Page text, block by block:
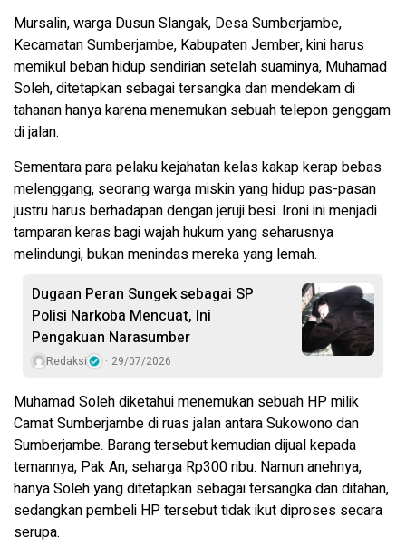
Mursalin, warga Dusun Slangak, Desa Sumberjambe,
Kecamatan Sumberjambe, Kabupaten Jember, kini harus
memikul beban hidup sendirian setelah suaminya, Muhamad
Soleh, ditetapkan sebagai tersangka dan mendekam di
tahanan hanya karena menemukan sebuah telepon genggam
di jalan.
Sementara para pelaku kejahatan kelas kakap kerap bebas
melenggang, seorang warga miskin yang hidup pas-pasan
justru harus berhadapan dengan jeruji besi. Ironi ini menjadi
tamparan keras bagi wajah hukum yang seharusnya
melindungi, bukan menindas mereka yang lemah.
Dugaan Peran Sungek sebagai SP
Polisi Narkoba Mencuat, Ini
Pengakuan Narasumber
Redaksi 29/07/2026
Muhamad Soleh diketahui menemukan sebuah HP milik
Camat Sumberjambe di ruas jalan antara Sukowono dan
Sumberjambe. Barang tersebut kemudian dijual kepada
temannya, Pak An, seharga Rp300 ribu. Namun anehnya,
hanya Soleh yang ditetapkan sebagai tersangka dan ditahan,
sedangkan pembeli HP tersebut tidak ikut diproses secara
serupa.